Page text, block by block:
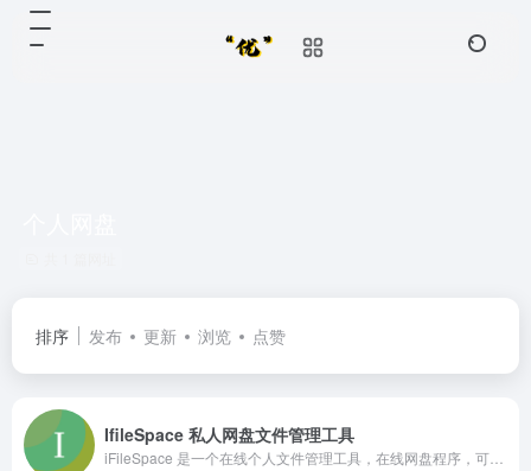
排序 发布 更新 浏览 点赞
IfileSpace 私人网盘文件管理工具